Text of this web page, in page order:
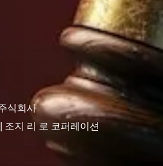
식회사
조지 리 로 코퍼레이션